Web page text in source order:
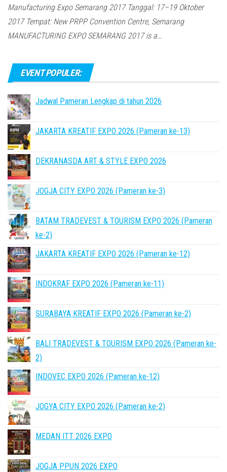
Manufacturing Expo Semarang 2017 Tanggal: 17–19 Oktober
2017 Tempat: New PRPP Convention Centre, Semarang
MANUFACTURING EXPO SEMARANG 2017 is a…
EVENT POPULER:
Jadwal Pameran Lengkap di tahun 2026
JAKARTA KREATIF EXPO 2026 (Pameran ke-13)
DEKRANASDA ART & STYLE EXPO 2026
JOGJA CITY EXPO 2026 (Pameran ke-3)
BATAM TRADEVEST & TOURISM EXPO 2026 (Pameran
ke-2)
JAKARTA KREATIF EXPO 2026 (Pameran ke-12)
INDOKRAF EXPO 2026 (Pameran ke-11)
SURABAYA KREATIF EXPO 2026 (Pameran ke-2)
BALI TRADEVEST & TOURISM EXPO 2026 (Pameran ke-
2)
INDOVEC EXPO 2026 (Pameran ke-12)
JOGYA CITY EXPO 2026 (Pameran ke-2)
MEDAN ITT 2026 EXPO
JOGJA PPUN 2026 EXPO